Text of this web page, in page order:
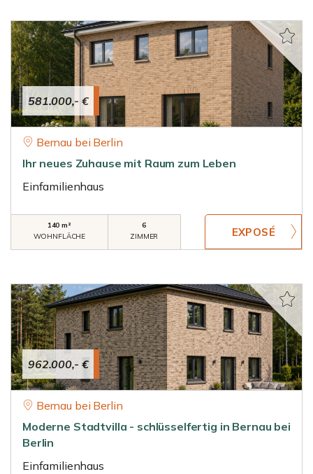
581.000,- €
Bernau bei Berlin
Ihr neues Zuhause mit Raum zum Leben
Einfamilienhaus
140 m²
WOHNFLÄCHE
6
ZIMMER
962.000,- €
Bernau bei Berlin
Moderne Stadtvilla - schlüsselfertig in Bernau bei
Berlin
Einfamilienhaus